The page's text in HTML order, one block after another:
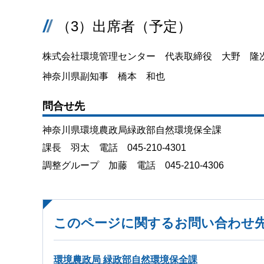
（3）出席者（予定）
株式会社環境管理センター 代表取締役 大野
神奈川県副知事 橋本 和也
問合せ先
神奈川県環境農政局緑政部自然環境保全課
課長 羽太 電話 045-210-4301
調整グループ 加藤 電話 045-210-4306
このページに関するお問い合わせ
環境農政局 緑政部自然環境保全課